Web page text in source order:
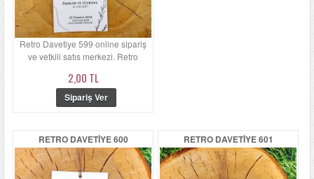
Retro Davetiye 599 online sipariş
ve yetkili satış merkezi. Retro
2,00 TL
RETRO DAVETIYE 600 RETRO DAVETIYE 601